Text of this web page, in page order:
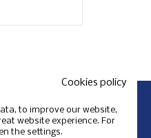
Cookies policy
to improve our website,
website experience. For
the settings.